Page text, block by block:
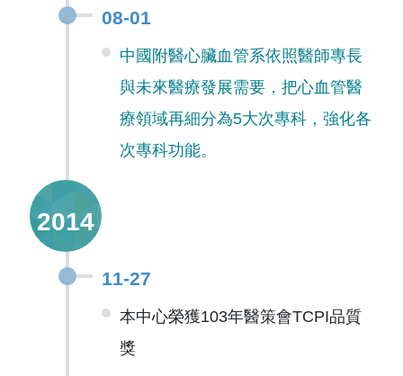
08-01
中國附醫心臟血管系依照醫師專長
與未來醫療發展需要，把心血管醫
療領域再細分為5大次專科，強化各
次專科功能。
2014
11-27
本中心榮獲103年醫策會TCPI品質
獎